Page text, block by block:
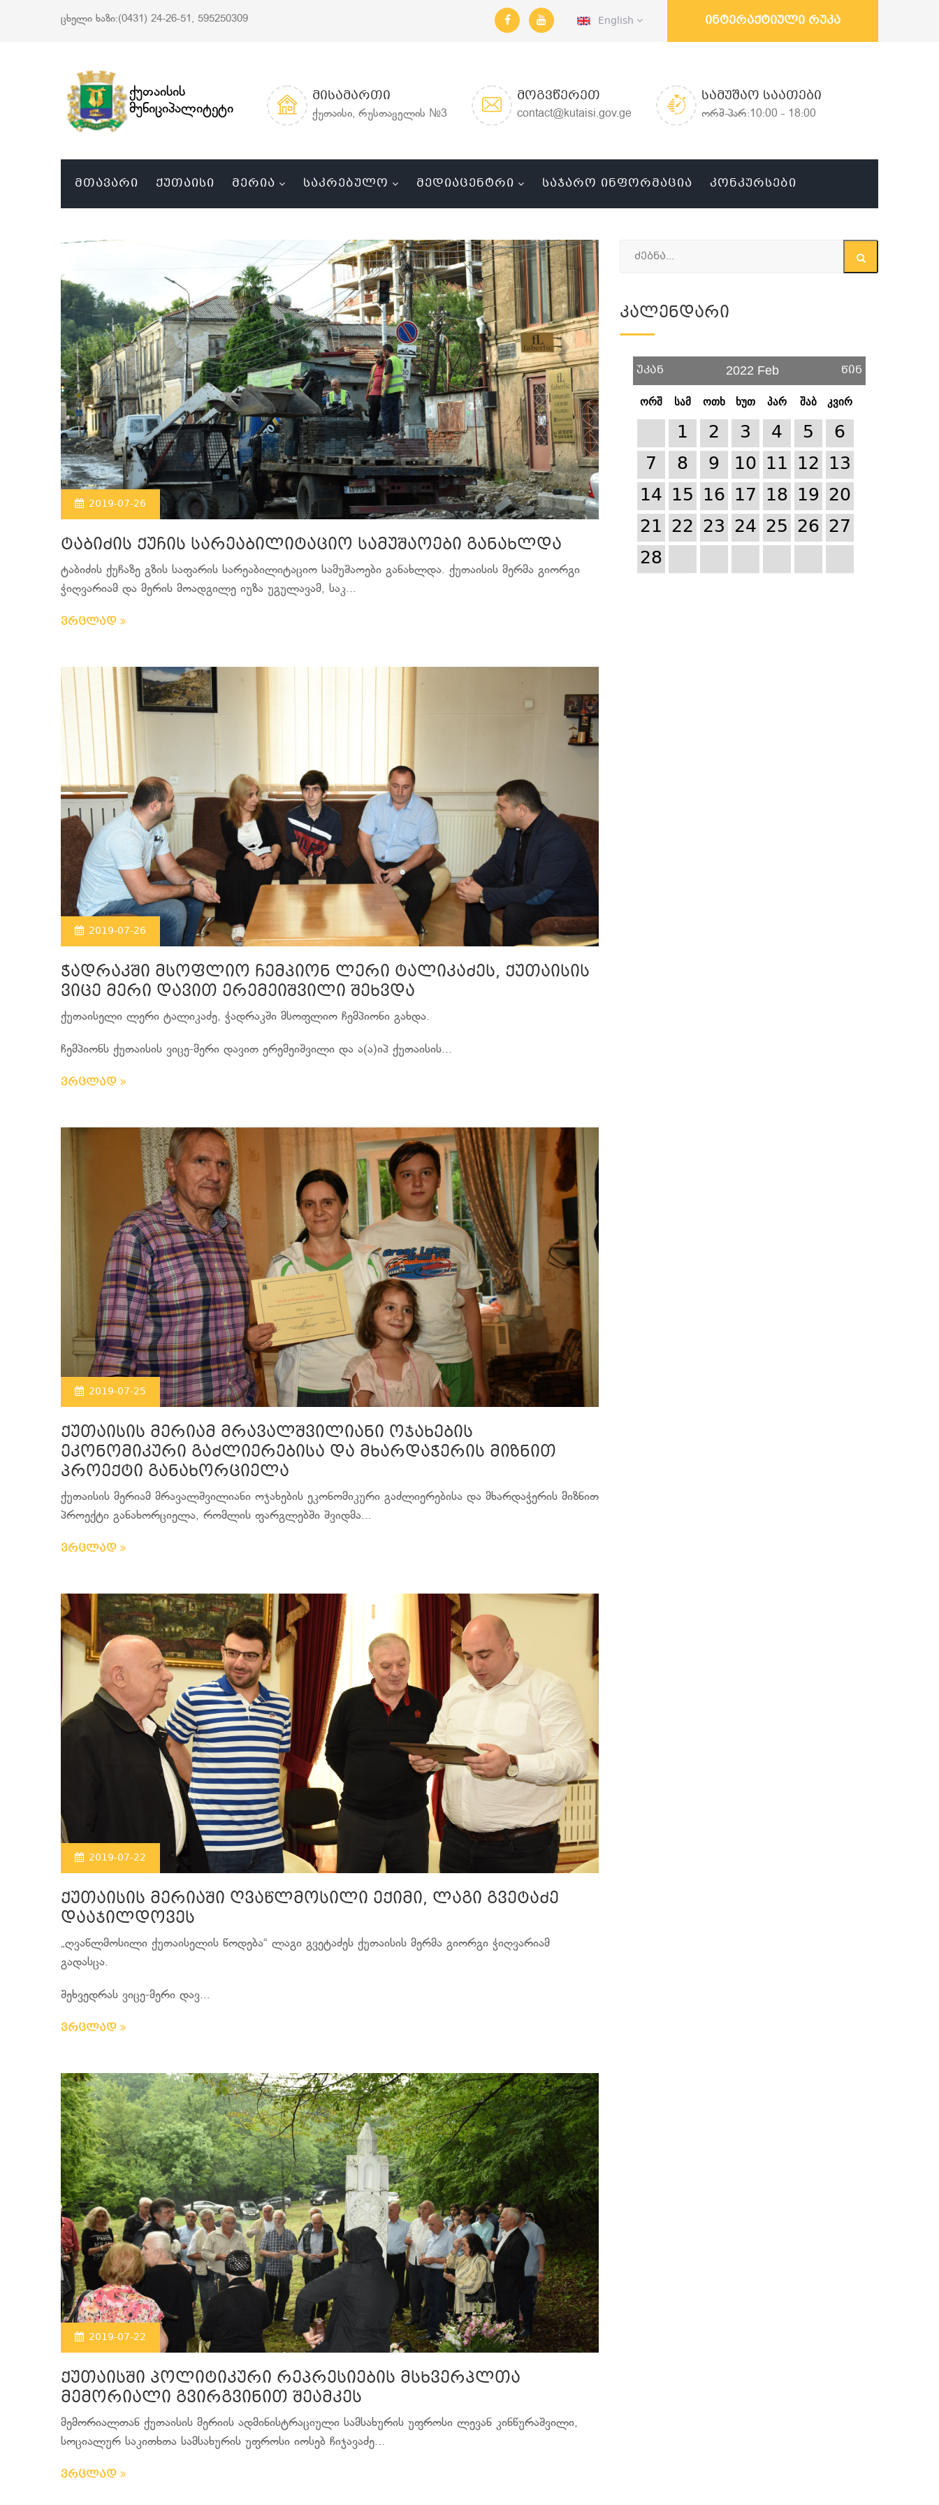
ცხელი ხაზი:(0431) 24-26-51, 595250309 English ინტერაქტიული რუკა
ქუთაისის
მუნიციპალიტეტი
ᲛᲘᲡᲐᲛᲐᲠᲗᲘ
ქუთაისი, რუსთაველის №3
ᲛᲝᲒᲕᲬᲔᲠᲔᲗ
contact@kutaisi.gov.ge
ᲡᲐᲛᲣᲨᲐᲝ ᲡᲐᲐᲗᲔᲑᲘ
ორშ-პარ:10:00 - 18:00
ᲛᲗᲐᲕᲐᲠᲘ ᲥᲣᲗᲐᲘᲡᲘ ᲛᲔᲠᲘᲐ ᲡᲐᲙᲠᲔᲑᲣᲚᲝ ᲛᲔᲓᲘᲐᲪᲔᲜᲢᲠᲘ ᲡᲐᲯᲐᲠᲝ ᲘᲜᲤᲝᲠᲛᲐᲪᲘᲐ ᲙᲝᲜᲙᲣᲠᲡᲔᲑᲘ
2019-07-26
ტაბიძის ქუჩის სარეაბილიტაციო სამუშაოები განახლდა
ტაბიძის ქუჩაზე გზის საფარის სარეაბილიტაციო სამუშაოები განახლდა. ქუთაისის მერმა გიორგი
ჭიღვარიამ და მერის მოადგილე იუზა უგულავამ, საკ...
ვრცლად
2019-07-26
ჭადრაკში მსოფლიო ჩემპიონ ლერი ტალიკაძეს, ქუთაისის
ვიცე მერი დავით ერემეიშვილი შეხვდა
ქუთაისელი ლერი ტალიკაძე, ჭადრაკში მსოფლიო ჩემპიონი გახდა.
ჩემპიონს ქუთაისის ვიცე-მერი დავით ერემეიშვილი და ა(ა)იპ ქუთაისის...
ვრცლად
2019-07-25
ქუთაისის მერიამ მრავალშვილიანი ოჯახების
ეკონომიკური გაძლიერებისა და მხარდაჭერის მიზნით
პროექტი განახორციელა
ქუთაისის მერიამ მრავალშვილიანი ოჯახების ეკონომიკური გაძლიერებისა და მხარდაჭერის მიზნით
პროექტი განახორციელა, რომლის ფარგლებში შვიდმა...
ვრცლად
2019-07-22
ქუთაისის მერიაში ღვაწლმოსილი ექიმი, ლაგი გვეტაძე
დააჯილდოვეს
„ღვაწლმოსილი ქუთაისელის წოდება“ ლაგი გვეტაძეს ქუთაისის მერმა გიორგი ჭიღვარიამ
გადასცა.
შეხვედრას ვიცე-მერი დავ...
ვრცლად
2019-07-22
ქუთაისში პოლიტიკური რეპრესიების მსხვერპლთა
მემორიალი გვირგვინით შეამკეს
მემორიალთან ქუთაისის მერიის ადმინისტრაციული სამსახურის უფროსი ლევან კინწურაშვილი,
სოციალურ საკითხთა სამსახურის უფროსი იოსებ ჩიჯავაძე...
ვრცლად
Კალენდარი
უკან 2022 Feb წინ
ორშ სამ ოთხ ხუთ პარ შაბ კვირ
1 2 3 4 5
6
7
8 9 10 11 12 13
14 15 16 17 18 19 20
21 22 23 24 25 26 27
28